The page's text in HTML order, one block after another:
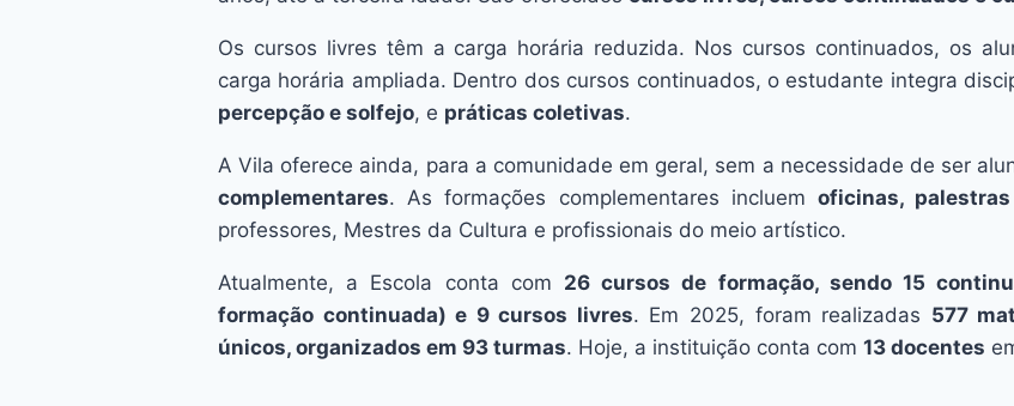
Os cursos livres têm a carga horária reduzida. Nos cursos continuados, os
carga horária ampliada. Dentro dos cursos continuados, o estudante integra
percepção e solfejo, e práticas coletivas.
A Vila oferece ainda, para a comunidade em geral, sem a necessidade de ser
complementares. As formações complementares incluem oficinas,
professores, Mestres da Cultura e profissionais do meio artístico.
Atualmente, a Escola conta com 26 cursos de formação, sendo 15
formação continuada) e 9 cursos livres. Em 2025, foram realizadas 577
únicos, organizados em 93 turmas. Hoje, a instituição conta com 13 docentes